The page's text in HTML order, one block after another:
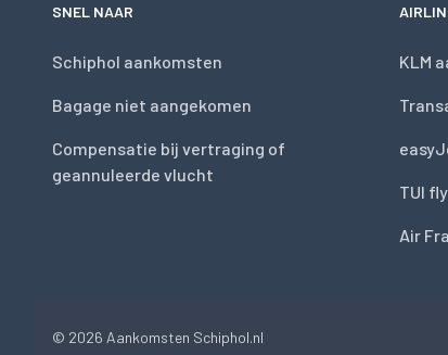
SNEL NAAR
Schiphol aankomsten
Bagage niet aangekomen
Compensatie bij vertraging of
geannuleerde vlucht
KLM
TUI
Air
© 2026 Aankomsten Schiphol.nl